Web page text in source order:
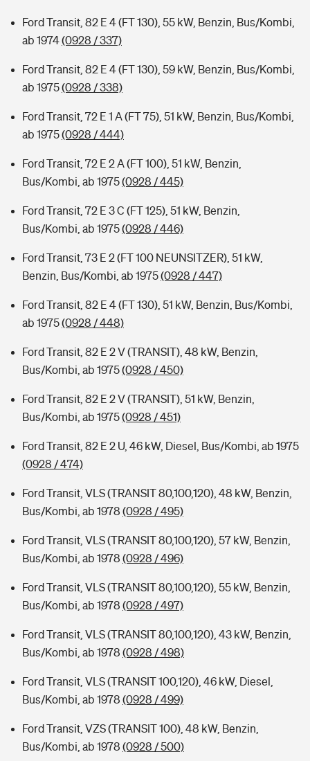
Ford Transit, 82 E 4 (FT 130), 55 kW, Benzin, Bus/Kombi,
ab 1974(0928 / 337)
Ford Transit, 82 E 4 (FT 130), 59 kW, Benzin, Bus/Kombi,
ab 1975(0928 / 338)
Ford Transit, 72 E 1 A (FT 75), 51 kW, Benzin, Bus/Kombi,
ab 1975(0928 / 444)
Ford Transit, 72 E 2 A (FT 100), 51 kW, Benzin,
Bus/Kombi, ab 1975(0928 / 445)
Ford Transit, 72 E 3 C (FT 125), 51 kW, Benzin,
Bus/Kombi, ab 1975(0928 / 446)
Ford Transit, 73 E 2 (FT 100 NEUNSITZER), 51 kW,
Benzin, Bus/Kombi, ab 1975(0928 / 447)
Ford Transit, 82 E 4 (FT 130), 51 kW, Benzin, Bus/Kombi,
ab 1975(0928 / 448)
Ford Transit, 82 E 2 V (TRANSIT), 48 kW, Benzin,
Bus/Kombi, ab 1975(0928 / 450)
Ford Transit, 82 E 2 V (TRANSIT), 51 kW, Benzin,
Bus/Kombi, ab 1975(0928 / 451)
Ford Transit, 82 E 2 U, 46 kW, Diesel, Bus/Kombi, ab 1975
(0928 / 474)
Ford Transit, VLS (TRANSIT 80,100,120), 48 kW, Benzin,
Bus/Kombi, ab 1978 (0928 / 495)
Ford Transit, VLS (TRANSIT 80,100,120), 57 kW, Benzin,
Bus/Kombi, ab 1978 (0928 / 496)
Ford Transit, VLS (TRANSIT 80,100,120), 55 kW, Benzin,
Bus/Kombi, ab 1978 (0928 / 497)
Ford Transit, VLS (TRANSIT 80,100,120), 43 kW, Benzin,
Bus/Kombi, ab 1978 (0928 / 498)
Ford Transit, VLS (TRANSIT 100,120), 46 kW, Diesel,
Bus/Kombi, ab 1978 (0928 / 499)
Ford Transit, VZS (TRANSIT 100), 48 kW, Benzin,
Bus/Kombi, ab 1978 (0928 / 500)